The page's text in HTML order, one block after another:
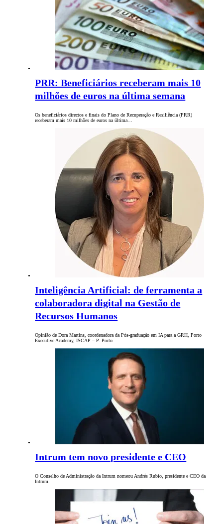
PRR: Beneficiários receberam mais 10
milhões de euros na última semana
Os beneficiários directos e finais do Plano de Recuperação e Resiliência (PRR)
receberam mais 10 milhões de euros na última…
Inteligência Artificial: de ferramenta a
colaboradora digital na Gestão de
Recursos Humanos
Opinião de Dora Martins, coordenadora da Pós-graduação em IA para a GRH, Porto
Executive Academy, ISCAP – P. Porto
Intrum tem novo presidente e CEO
O Conselho de Administração da Intrum nomeou Andrés Rubio, presidente e CEO da
Intrum.